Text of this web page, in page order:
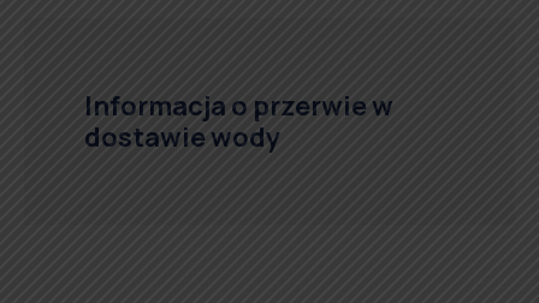
Informacja o przerwie w
dostawie wody